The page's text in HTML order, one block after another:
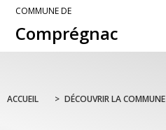
COMMUNE DE
Comprégnac
ACCUEIL > DÉCOUVRIR LA COMMUNE